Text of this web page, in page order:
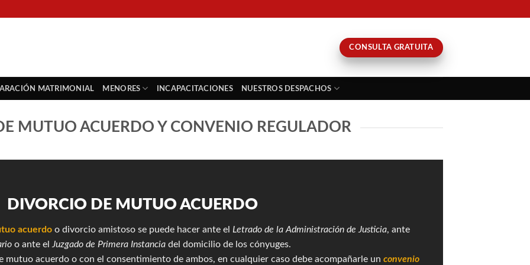
CONSULTA GRATUITA
MATRIMONIAL MENORES INCAPACITACIONES NUESTROS DESPACHOS
MUTUO ACUERDO Y CONVENIO REGULADOR
DIVORCIO DE MUTUO ACUERDO
acuerdo o divorcio amistoso se puede hacer ante el Letrado de la Administración de Justicia, ante
o ante elJuzgado de Primera Instanciadel domicilio de los cónyuges.
mutuo acuerdo o con el consentimiento de ambos, en cualquier caso debe acompañarle un convenio